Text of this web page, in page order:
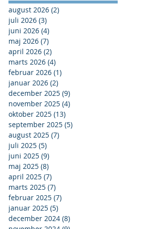
august 2026 (2)
juli 2026 (3)
juni 2026 (4)
maj 2026 (7)
april 2026 (2)
marts 2026 (4)
februar 2026 (1)
januar 2026 (2)
december 2025 (9)
november 2025 (4)
oktober 2025 (13)
september 2025 (5)
august 2025 (7)
juli 2025 (5)
juni 2025 (9)
maj 2025 (8)
april 2025 (7)
marts 2025 (7)
februar 2025 (7)
januar 2025 (5)
december 2024 (8)